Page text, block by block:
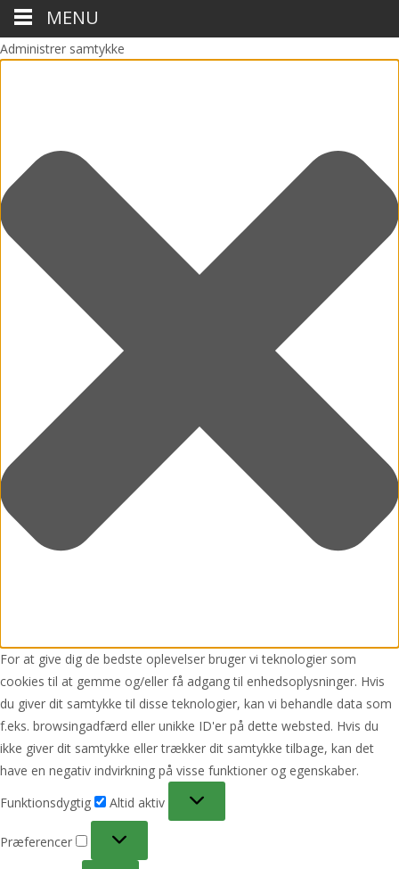
Administrer samtykke
For at give dig de bedste oplevelser bruger vi teknologier som
cookies til at gemme og/eller få adgang til enhedsoplysninger. Hvis
du giver dit samtykke til disse teknologier, kan vi behandle data som
f.eks. browsingadfærd eller unikke ID'er på dette websted. Hvis du
ikke giver dit samtykke eller trækker dit samtykke tilbage, kan det
have en negativ indvirkning på visse funktioner og egenskaber.
Funktionsdygtig
Altid aktiv
Præferencer
MENU